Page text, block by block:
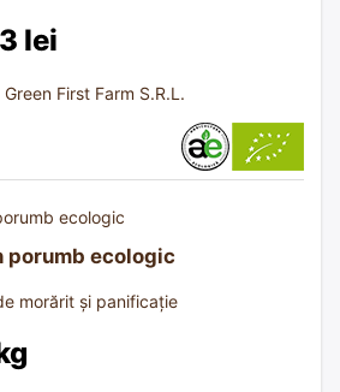
lei
Green First Farm S.R.L.
porumb ecologic
morărit și panificație